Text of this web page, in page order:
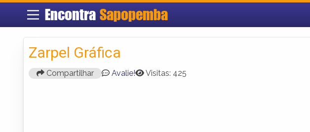
Encontra Sapopemba
Zarpel Gráfica
Compartilhar Avalie! Visitas: 425